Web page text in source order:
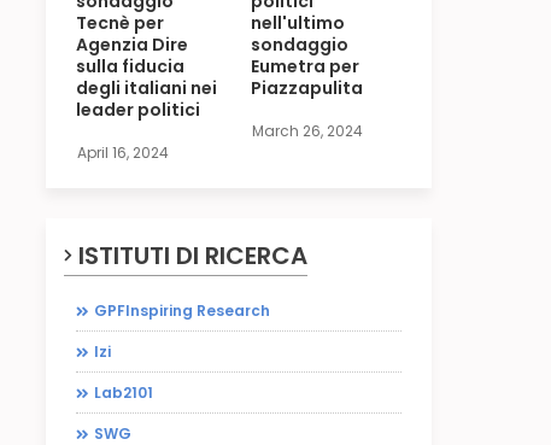
Tecnè per
Agenzia Dire
sulla fiducia
degli italiani nei
leader politici
April 16, 2024
nell'ultimo
sondaggio
Eumetra per
Piazzapulita
March 26, 2024
ISTITUTI DI RICERCA
GPFInspiring Research
Izi
Lab2101
SWG